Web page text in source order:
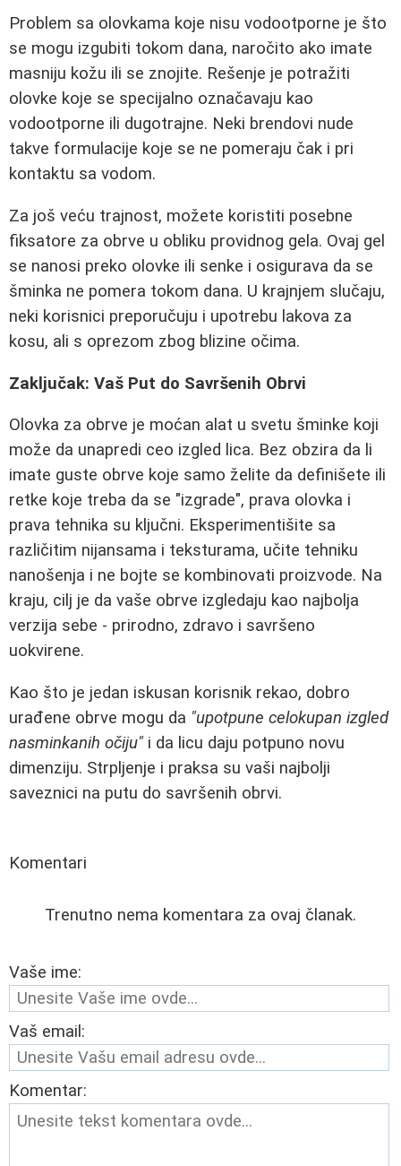
Problem sa olovkama koje nisu vodootporne je što
se mogu izgubiti tokom dana, naročito ako imate
masniju kožu ili se znojite. Rešenje je potražiti
olovke koje se specijalno označavaju kao
vodootporne ili dugotrajne. Neki brendovi nude
takve formulacije koje se ne pomeraju čak i pri
kontaktu sa vodom.
Za još veću trajnost, možete koristiti posebne
fiksatore za obrve u obliku providnog gela. Ovaj gel
se nanosi preko olovke ili senke i osigurava da se
šminka ne pomera tokom dana. U krajnjem slučaju,
neki korisnici preporučuju i upotrebu lakova za
kosu, ali s oprezom zbog blizine očima.
Zaključak: Vaš Put do Savršenih Obrvi
Olovka za obrve je moćan alat u svetu šminke koji
može da unapredi ceo izgled lica. Bez obzira da li
imate guste obrve koje samo želite da definišete ili
retke koje treba da se "izgrade", prava olovka i
prava tehnika su ključni. Eksperimentišite sa
različitim nijansama i teksturama, učite tehniku
nanošenja i ne bojte se kombinovati proizvode. Na
kraju, cilj je da vaše obrve izgledaju kao najbolja
verzija sebe - prirodno, zdravo i savršeno
uokvirene.
Kao što je jedan iskusan korisnik rekao, dobro
urađene obrve mogu da "upotpune celokupan izgled
nasminkanih očiju" i da licu daju potpuno novu
dimenziju. Strpljenje i praksa su vaši najbolji
saveznici na putu do savršenih obrvi.
Komentari
Trenutno nema komentara za ovaj članak.
Vaše ime:
Vaš email:
Komentar: